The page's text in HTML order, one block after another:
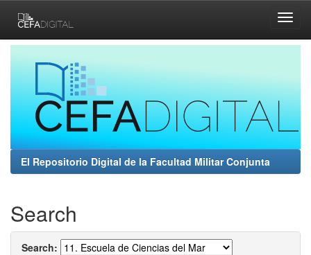
navigation
El Repositorio Digital de la Facultad Militar Conjunta
Search
Search: